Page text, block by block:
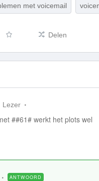
met voicemail
Delen
Lezer
##61# werkt het plots wel
ANTWOORD